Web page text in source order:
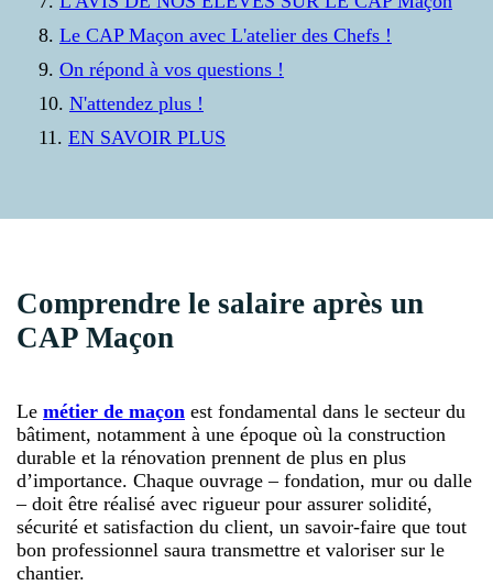
Le CAP Maçon avec L'atelier des Chefs !
On répond à vos questions !
N'attendez plus !
EN SAVOIR PLUS
Comprendre le salaire après un
CAP Maçon
Le métier de maçon est fondamental dans le secteur du
bâtiment, notamment à une époque où la construction
durable et la rénovation prennent de plus en plus
d’importance. Chaque ouvrage – fondation, mur ou dalle
– doit être réalisé avec rigueur pour assurer solidité,
sécurité et satisfaction du client, un savoir-faire que tout
bon professionnel saura transmettre et valoriser sur le
chantier.